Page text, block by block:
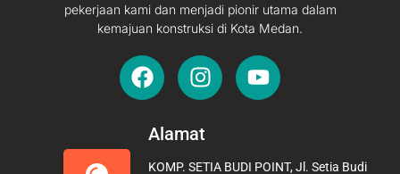
pekerjaan kami dan menjadi pionir utama dalam
kemajuan konstruksi di Kota Medan.
F
a
e
I
n
t
Y
o
Alamat
KOMP. SETIA BUDI POINT, Jl. Setia Budi